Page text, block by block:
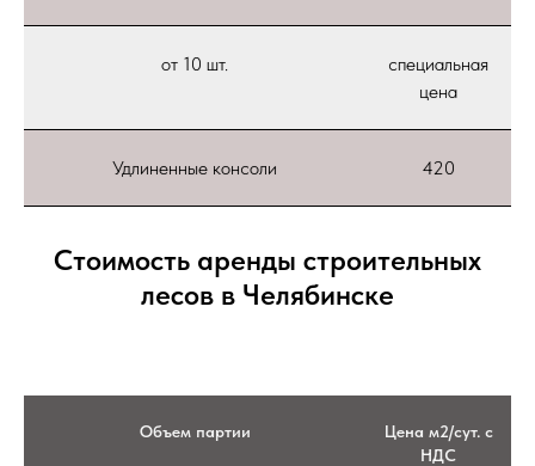
от 10 шт.
специальная
цена
Удлиненные консоли 420
Стоимость аренды строительных
лесов в Челябинске
Объем партии
Цена м2/сут. с
НДС